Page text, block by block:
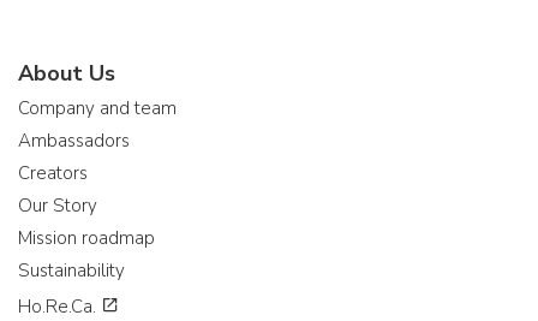
About Us
Company and team
Ambassadors
Creators
Our Story
Mission roadmap
Sustainability
Ho.Re.Ca.